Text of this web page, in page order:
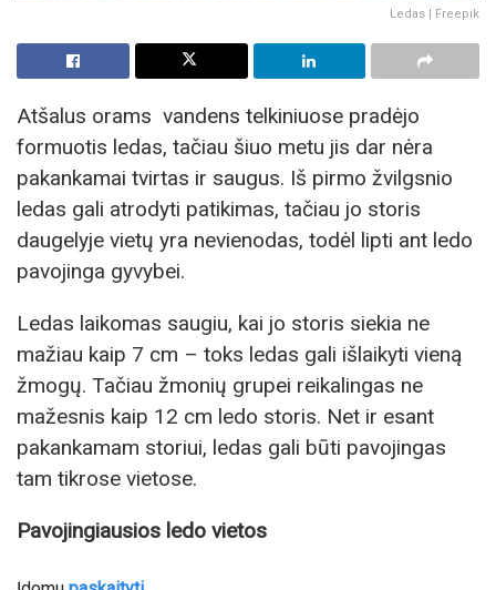
Ledas | Freepik
Atšalus orams vandens telkiniuose pradėjo
formuotis ledas, tačiau šiuo metu jis dar nėra
pakankamai tvirtas ir saugus. Iš pirmo žvilgsnio
ledas gali atrodyti patikimas, tačiau jo storis
daugelyje vietų yra nevienodas, todėl lipti ant ledo
pavojinga gyvybei.
Ledas laikomas saugiu, kai jo storis siekia ne
mažiau kaip 7 cm – toks ledas gali išlaikyti vieną
žmogų. Tačiau žmonių grupei reikalingas ne
mažesnis kaip 12 cm ledo storis. Net ir esant
pakankamam storiui, ledas gali būti pavojingas
tam tikrose vietose.
Pavojingiausios ledo vietos